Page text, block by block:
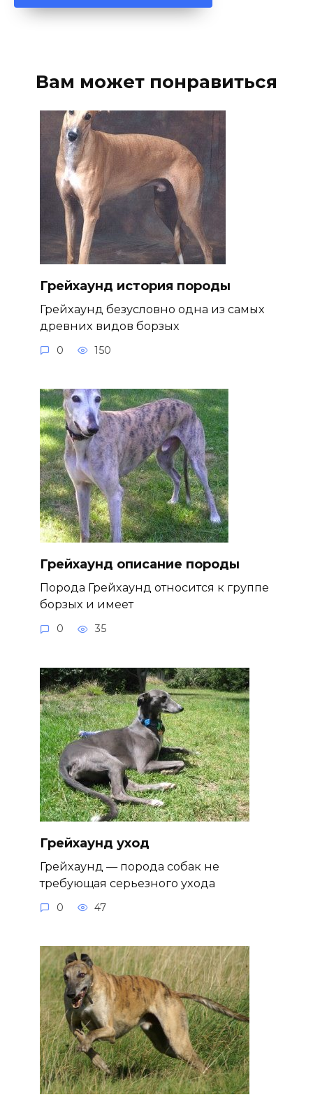
Вам может понравиться
Грейхаунд история породы
Грейхаунд безусловно одна из самых
древних видов борзых
0 150
Грейхаунд описание породы
Порода Грейхаунд относится к группе
борзых и имеет
0 35
Грейхаунд уход
Грейхаунд — порода собак не
требующая серьезного ухода
0 47